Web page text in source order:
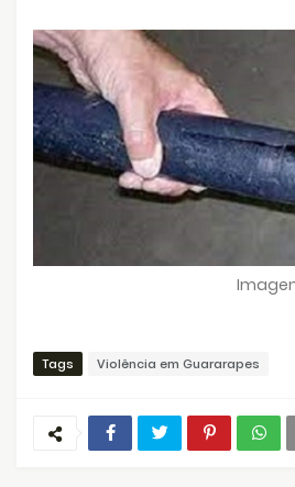
Tags Violência em Guararapes